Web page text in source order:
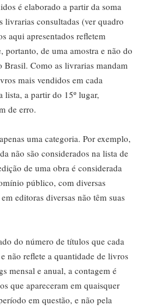
é elaborado a partir da soma
livrarias consultadas (ver quadro
aqui apresentados refletem
portanto, de uma amostra e não do
Brasil. Como as livrarias mandam
mais vendidos em cada
lista, a partir do 15º lugar,
de erro.
uma categoria. Por exemplo,
não são considerados na lista de
de uma obra é considerada
público, com diversas
editoras diversas não têm suas
do número de títulos que cada
não reflete a quantidade de livros
mensal e anual, a contagem é
que apareceram em quaisquer
em questão, e não pela